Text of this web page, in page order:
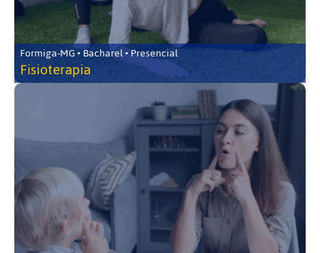
Formiga-MG • Bacharel • Presencial
Fisioterapia